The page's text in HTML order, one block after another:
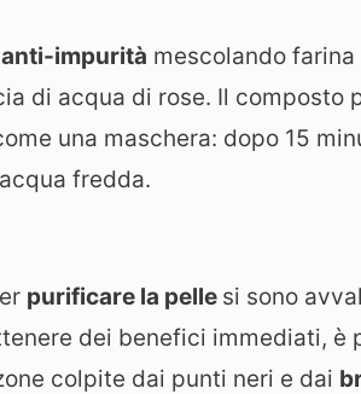
impurità mescolando
di acqua di rose. Il composto
una maschera: dopo 15
fredda.
purificare la pelle si sono
dei benefici immediati, è
colpite dai punti neri e dai